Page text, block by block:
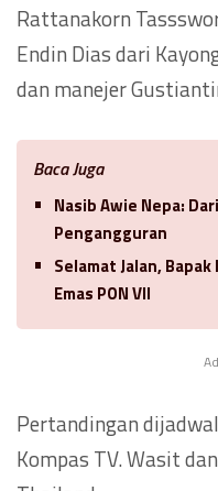
Rattanakorn
Endin Dias dari
dan manejer
Baca Juga
Nasib Awie Nepa:
Pengangguran
Selamat Jalan,
Emas PON VII
Pertandingan
Kompas TV. Wasit